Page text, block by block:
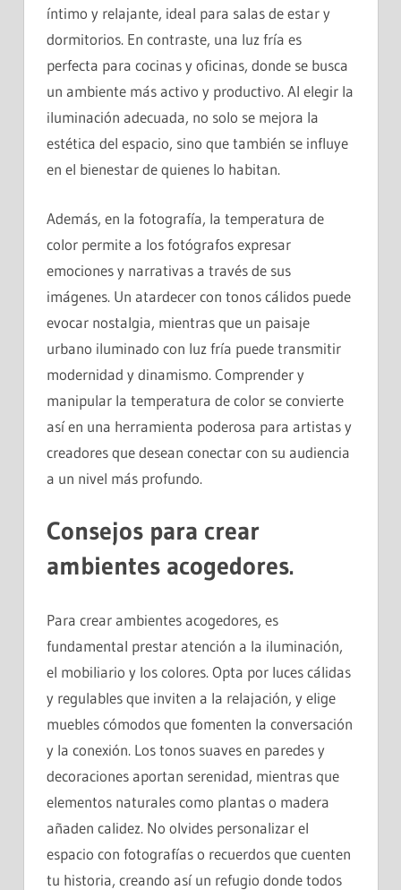
íntimo y relajante, ideal para salas de estar y
dormitorios. En contraste, una luz fría es
perfecta para cocinas y oficinas, donde se busca
un ambiente más activo y productivo. Al elegir la
iluminación adecuada, no solo se mejora la
estética del espacio, sino que también se influye
en el bienestar de quienes lo habitan.
Además, en la fotografía, la temperatura de
color permite a los fotógrafos expresar
emociones y narrativas a través de sus
imágenes. Un atardecer con tonos cálidos puede
evocar nostalgia, mientras que un paisaje
urbano iluminado con luz fría puede transmitir
modernidad y dinamismo. Comprender y
manipular la temperatura de color se convierte
así en una herramienta poderosa para artistas y
creadores que desean conectar con su audiencia
a un nivel más profundo.
Consejos para crear
ambientes acogedores.
Para crear ambientes acogedores, es
fundamental prestar atención a la iluminación,
el mobiliario y los colores. Opta por luces cálidas
y regulables que inviten a la relajación, y elige
muebles cómodos que fomenten la conversación
y la conexión. Los tonos suaves en paredes y
decoraciones aportan serenidad, mientras que
elementos naturales como plantas o madera
añaden calidez. No olvides personalizar el
espacio con fotografías o recuerdos que cuenten
tu historia, creando así un refugio donde todos